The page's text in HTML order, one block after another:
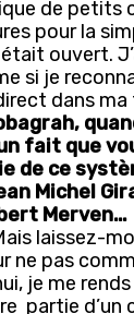
de petits
pour la
ouvert.
si je
dans
fait que
ce
Michel
Merven…
laissez-
ne pas
je me
partie d’un